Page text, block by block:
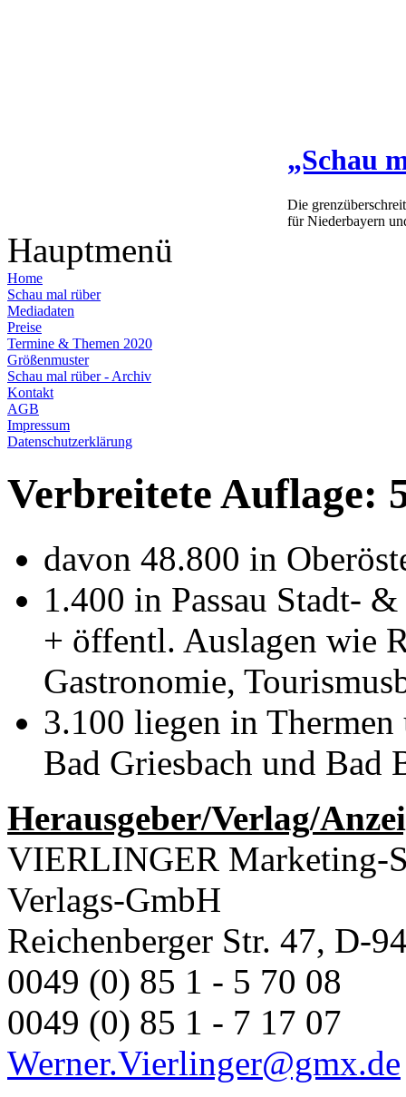
„Schau
Die
für Niederbayern
Hauptmenü
Home
Schau mal rüber
Mediadaten
Preise
Termine & Themen 2020
Größenmuster
Schau mal rüber - Archiv
Kontakt
AGB
Impressum
Datenschutzerklärung
Verbreitete Auflage:
davon 48.800 in
1.400 in Passau Stadt-
+ öffentl. Auslagen wie
Gastronomie,
3.100 liegen in
Bad Griesbach und Bad
Herausgeber/Verlag/
VIERLINGER Marketing-
Verlags-GmbH
Reichenberger Str. 47, D-
0049 (0) 85 1 - 5 70 08
0049 (0) 85 1 - 7 17 07
Werner.Vierlinger@gmx.de